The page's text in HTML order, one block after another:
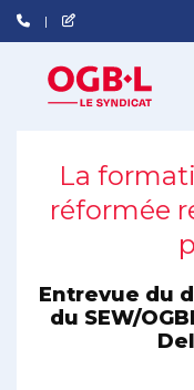
La
réformée
Entrevue du
du SEW/